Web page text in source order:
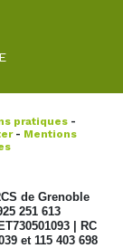
pratiques -
- Mentions
de Grenoble
251 613
| RC
et 115 403 698